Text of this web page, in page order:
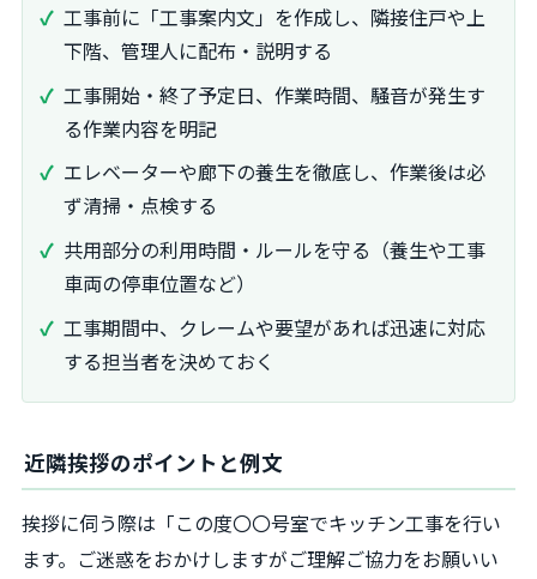
工事前に「工事案内文」を作成し、隣接住戸や上
下階、管理人に配布・説明する
工事開始・終了予定日、作業時間、騒音が発生す
る作業内容を明記
エレベーターや廊下の養生を徹底し、作業後は必
ず清掃・点検する
共用部分の利用時間・ルールを守る（養生や工事
車両の停車位置など）
工事期間中、クレームや要望があれば迅速に対応
する担当者を決めておく
近隣挨拶のポイントと例文
挨拶に伺う際は「この度〇〇号室でキッチン工事を行い
ます。ご迷惑をおかけしますがご理解ご協力をお願いい